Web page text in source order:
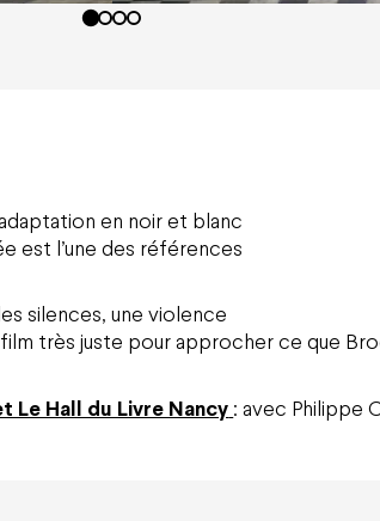
en noir et blanc
est l’une des références
silences, une violence
très juste pour approcher ce que
Le Hall du Livre Nancy : avec Philippe